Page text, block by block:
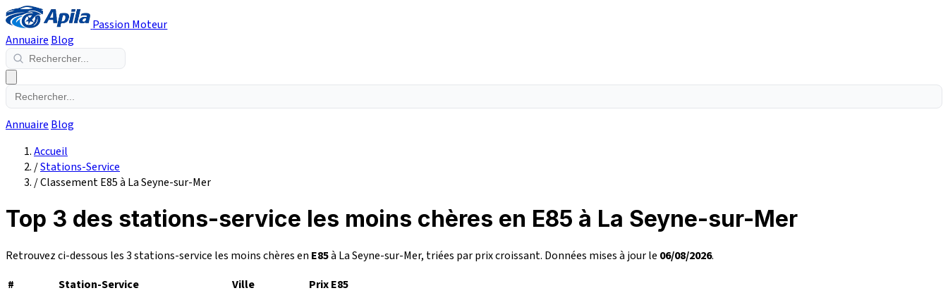
Passion Moteur
Annuaire Blog
Annuaire Blog
Accueil
/Stations-Service
/Classement E85 à La Seyne-sur-Mer
Top 3 des stations-service les moins chères en E85 à La Seyne-sur-Mer
Retrouvez ci-dessous les 3 stations-service les moins chères en E85à La Seyne-sur-Mer, triées par prix croissant. Données mises à jour le 06/08/2026.
#
Station-Service Ville Prix E85